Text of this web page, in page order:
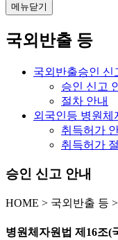
메뉴닫기
국외반출 등
국외반출승인 신
승인 신고
절차 안내
외국인등 병원체
취득허가
취득허가
승인 신고 안내
HOME > 국외반출 등 >
병원체자원법 제16조(